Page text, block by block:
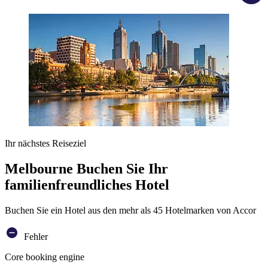
Ihr nächstes Reiseziel
Melbourne Buchen Sie Ihr
familienfreundliches Hotel
Buchen Sie ein Hotel aus den mehr als 45 Hotelmarken von Accor
Fehler
Core booking engine